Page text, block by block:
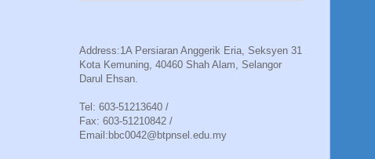
Address:1A Persiaran Anggerik Eria, Seksyen 31
Kota Kemuning, 40460 Shah Alam, Selangor
Darul Ehsan.
Tel: 603-51213640 /
Fax: 603-51210842 /
Email:bbc0042@btpnsel.edu.my